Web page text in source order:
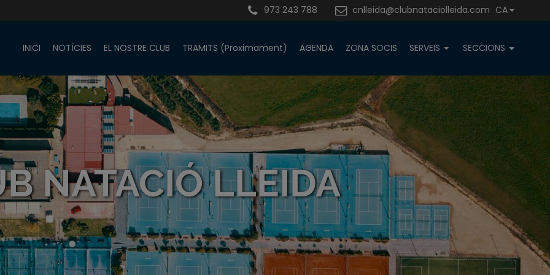
973 243 788 cnlleida@clubnataciolleida.com CA
INICI NOTÍCIES EL NOSTRE CLUB TRAMITS (Proximament) AGENDA ZONA SOCIS SERVEIS SECCIONS
NATACIÓ LLEIDA